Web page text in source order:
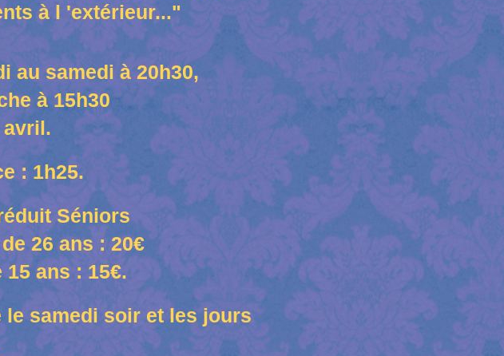
à l 'extérieur..."
au samedi à 20h30,
à 15h30
avril.
: 1h25.
Séniors
26 ans : 20€
ans : 15€.
samedi soir et les jours